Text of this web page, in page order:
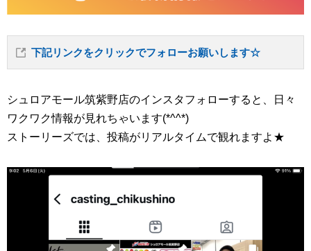
下記リンクをクリックでフォローお願いします☆
シュロアモール筑紫野店のインスタフォローすると、日々
ワクワク情報が見れちゃいます(*^^*)
ストーリーズでは、投稿がリアルタイムで観れますよ★